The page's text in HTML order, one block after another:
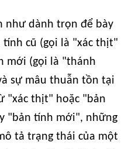
như dành trọn để bày
cũ (gọi là "xác thịt"
mới (gọi là "thánh
sự mâu thuẫn tồn tại
"xác thịt" hoặc "bản
"bản tính mới", những
tả trạng thái của một